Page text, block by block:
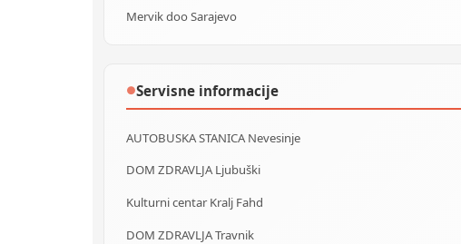
Mervik doo Sarajevo
●Servisne informacije
AUTOBUSKA STANICA Nevesinje
DOM ZDRAVLJA Ljubuški
Kulturni centar Kralj Fahd
DOM ZDRAVLJA Travnik